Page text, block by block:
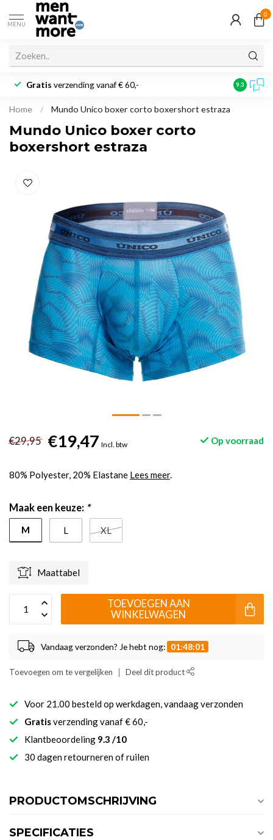
MENU
0
Gratis verzending vanaf € 60,- 9.3
Home / Mundo Unico boxer corto boxershort estraza
Mundo Unico boxer corto
boxershort estraza
€29,95 €19,47 Incl. btw Op voorraad
80% Polyester, 20% Elastane Lees meer.
Maak een keuze: *
M L XL
Maattabel
TOEVOEGEN AAN
WINKELWAGEN
Vandaag verzonden? Je hebt nog: 01:48:01
Toevoegen om te vergelijken Deel dit product
Voor 21.00 besteld op werkdagen, vandaag verzonden
Gratisverzending vanaf € 60,-
Klantbeoordeling 9.3 /10
30 dagen retourneren of ruilen
PRODUCTOMSCHRIJVING
SPECIFICATIES